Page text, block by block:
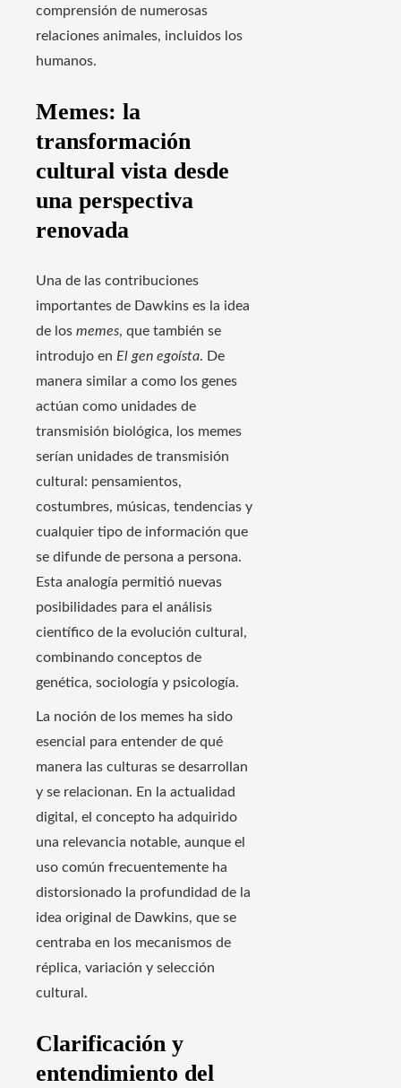
comprensión de numerosas
relaciones animales, incluidos los
humanos.
Memes: la
transformación
cultural vista desde
una perspectiva
renovada
Una de las contribuciones
importantes de Dawkins es la idea
de los memes, que también se
introdujo en El gen egoísta. De
manera similar a como los genes
actúan como unidades de
transmisión biológica, los memes
serían unidades de transmisión
cultural: pensamientos,
costumbres, músicas, tendencias y
cualquier tipo de información que
se difunde de persona a persona.
Esta analogía permitió nuevas
posibilidades para el análisis
científico de la evolución cultural,
combinando conceptos de
genética, sociología y psicología.
La noción de los memes ha sido
esencial para entender de qué
manera las culturas se desarrollan
y se relacionan. En la actualidad
digital, el concepto ha adquirido
una relevancia notable, aunque el
uso común frecuentemente ha
distorsionado la profundidad de la
idea original de Dawkins, que se
centraba en los mecanismos de
réplica, variación y selección
cultural.
Clarificación y
entendimiento del